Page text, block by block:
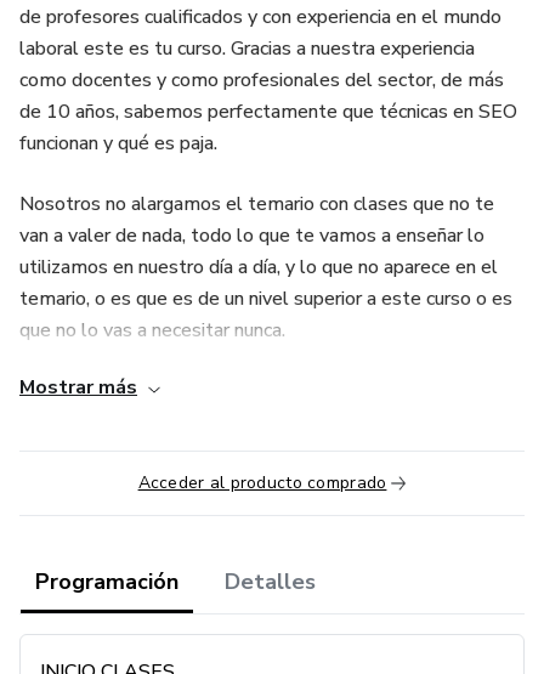
de profesores cualificados y con experiencia en el mundo
laboral este es tu curso. Gracias a nuestra experiencia
como docentes y como profesionales del sector, de más
de 10 años, sabemos perfectamente que técnicas en SEO
funcionan y qué es paja.
Nosotros no alargamos el temario con clases que no te
van a valer de nada, todo lo que te vamos a enseñar lo
utilizamos en nuestro día a día, y lo que no aparece en el
temario, o es que es de un nivel superior a este curso o es
que no lo vas a necesitar nunca.
Para aprovechar el curso al máximo recomendamos que el
complementario, las tutorías y si es posible, que repita las
sesiones grabadas que se encontrarán en la nube.
profesionales cualificados que te asesoren en tus
proyectos propios y si lo deseas, puedes repetir el curso
completo o los temas que más te hayan interesado sin
Mostrar más
Acceder al producto comprado
Programación Detalles